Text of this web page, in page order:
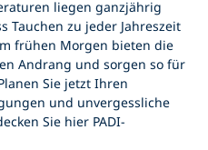
liegen ganzjährig
Tauchen zu jeder Jahreszeit
frühen Morgen bieten die
Andrang und sorgen so für
Sie jetzt Ihren
und unvergessliche
Sie hier PADI-